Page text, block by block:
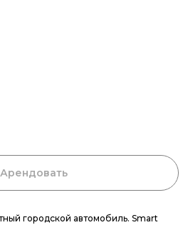
Арендовать
городской автомобиль. Smart